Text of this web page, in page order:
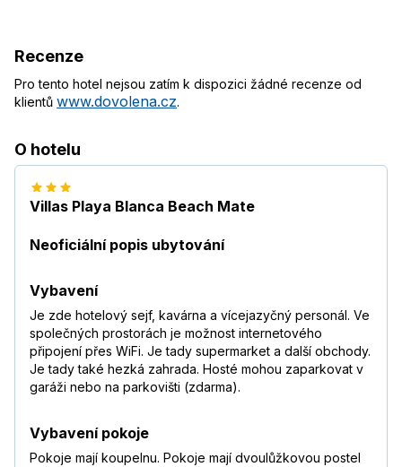
Recenze
Pro tento hotel nejsou zatím k dispozici žádné recenze od
klientů www.dovolena.cz.
O hotelu
Villas Playa Blanca Beach Mate
Neoficiální popis ubytování
Vybavení
Je zde hotelový sejf, kavárna a vícejazyčný personál. Ve
společných prostorách je možnost internetového
připojení přes WiFi. Je tady supermarket a další obchody.
Je tady také hezká zahrada. Hosté mohou zaparkovat v
garáži nebo na parkovišti (zdarma).
Vybavení pokoje
Pokoje mají koupelnu. Pokoje mají dvoulůžkovou postel